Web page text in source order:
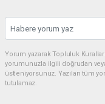
Yorum yazarak Topluluk
yorumunuzla ilgili doğrudan
üstleniyorsunuz. Yazılan tüm
tutulamaz.